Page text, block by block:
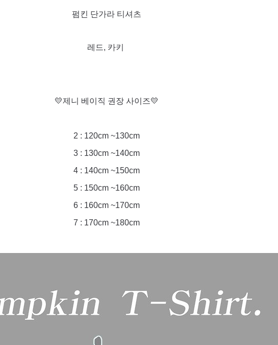
펌킨 단가라 티셔츠
레드, 카키
💛제니 베이직 권장 사이즈💛
2 : 120cm ~130cm
3 : 130cm ~140cm
4 : 140cm ~150cm
5 : 150cm ~160cm
6 : 160cm ~170cm
7 : 170cm ~180cm